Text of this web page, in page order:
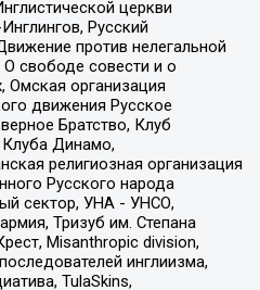
церкви
Русский
против нелегальной
свободе совести и о
Омская организация
движения Русское
Братство, Клуб
Динамо,
религиозная организация
Русского народа
сектор, УНА - УНСО,
Тризуб им. Степана
Misanthropic division,
инглиизма,
TulaSkins,